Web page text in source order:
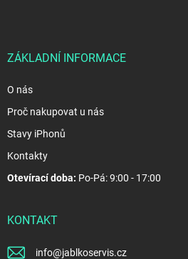
ZÁKLADNÍ INFORMACE
O nás
Proč nakupovat u nás
Stavy iPhonů
Kontakty
Otevírací doba: Po-Pá: 9:00 - 17:00
KONTAKT
info@jablkoservis.cz